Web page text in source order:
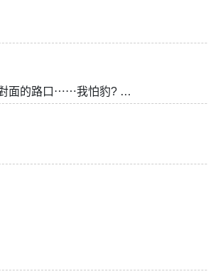
對面的路口⋯⋯我怕豹? …